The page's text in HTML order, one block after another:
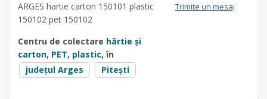
ARGES hartie carton 150101 plastic
150102 pet 150102
Centru de colectare hârtie și
carton, PET, plastic, în
județul Arges
Pitești
Trimite un mesaj